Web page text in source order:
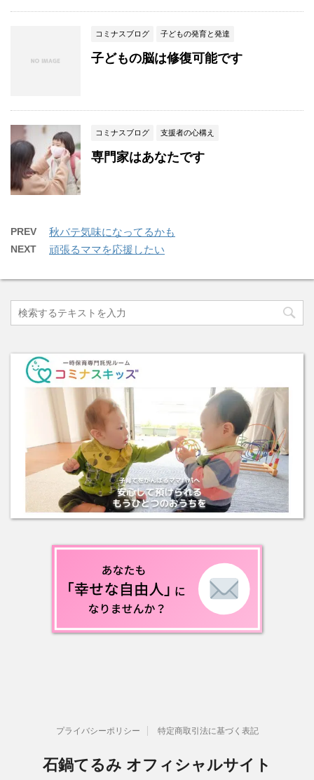
コミナスブログ 子どもの発育と発達
子どもの脳は修復可能です
コミナスブログ 支援者の心構え
専門家はあなたです
PREV 秋バテ気味になってるかも
NEXT 頑張るママを応援したい
プライバシーポリシー 特定商取引法に基づく表記
石鍋てるみ オフィシャルサイト